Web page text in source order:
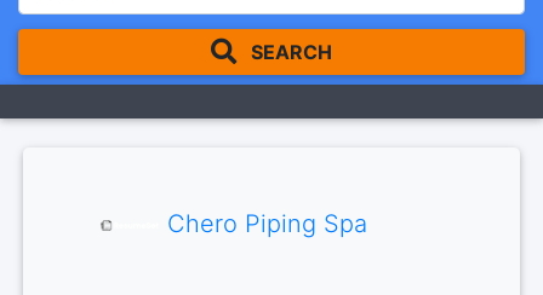
SEARCH
Chero Piping Spa